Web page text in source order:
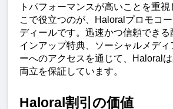
トパフォーマンスが高いことを重
こで役立つのが、Haloralプロモコ
ディールです。迅速かつ信頼できる
インアップ特典、ソーシャルメディ
ーへのアクセスを通じて、Haloral
両立を保証しています。
Haloral割引の価値